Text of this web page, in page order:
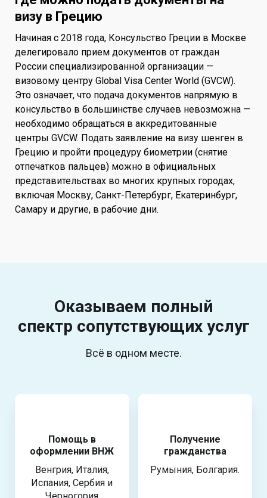
визу в Грецию
Начиная с 2018 года, Консульство Греции в Москве
делегировало прием документов от граждан
России специализированной организации —
визовому центру Global Visa Center World (GVCW).
Это означает, что подача документов напрямую в
консульство в большинстве случаев невозможна —
необходимо обращаться в аккредитованные
центры GVCW. Подать заявление на визу шенген в
Грецию и пройти процедуру биометрии (снятие
отпечатков пальцев) можно в официальных
представительствах во многих крупных городах,
включая Москву, Санкт-Петербург, Екатеринбург,
Самару и другие, в рабочие дни.
Оказываем полный
спектр сопутствующих услуг
Всё в одном месте.
Помощь в
оформлении ВНЖ
Венгрия, Италия,
Испания, Сербия и
Получение
гражданства
Румыния, Болгария.